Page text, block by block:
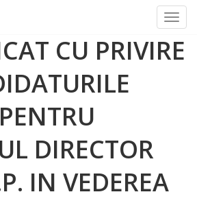
CU PRIVIRE
DIRECTOR
IN VEDEREA